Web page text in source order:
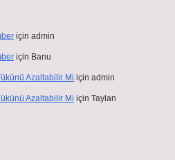
için admin
için Banu
Azaltabilir Mi için admin
Azaltabilir Mi için Taylan